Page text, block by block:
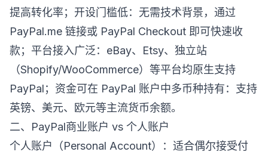
提高转化率；开设门槛低：无需技术背景，通过
PayPal.me 链接或 PayPal Checkout 即可快速收
款；平台接入广泛：eBay、Etsy、独立站
（Shopify/WooCommerce）等平台均原生支持
PayPal；资金可在 PayPal 账户中多币种持有：支持
英镑、美元、欧元等主流货币余额。
二、PayPal商业账户 vs 个人账户
个人账户（Personal Account）：适合偶尔接受付